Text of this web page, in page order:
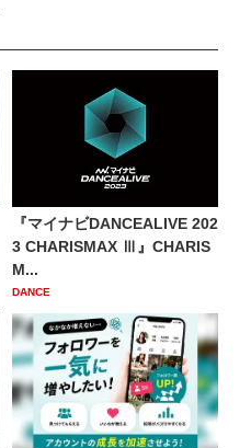
『マイナビDANCEALIVE 202
3 CHARISMAX Ⅲ』CHARIS
M...
DANCE